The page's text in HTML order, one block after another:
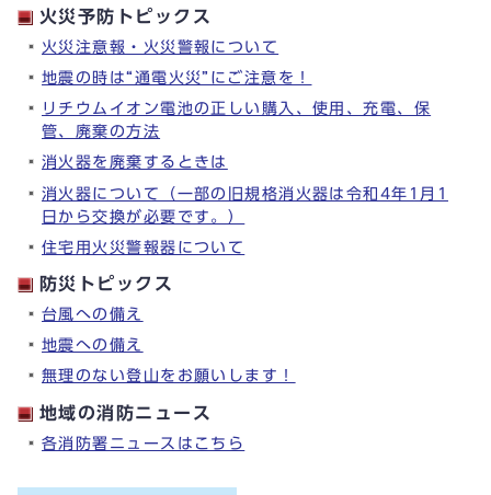
火災予防トピックス
火災注意報・火災警報について
地震の時は“通電火災”にご注意を！
リチウムイオン電池の正しい購入、使用、充電、保
管、廃棄の方法
消火器を廃棄するときは
消火器について（一部の旧規格消火器は令和4年1月1
日から交換が必要です。）
住宅用火災警報器について
防災トピックス
台風への備え
地震への備え
無理のない登山をお願いします！
地域の消防ニュース
各消防署ニュースはこちら